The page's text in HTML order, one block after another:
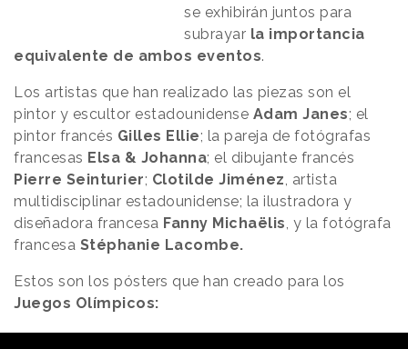
se exhibirán juntos para
subrayar la importancia
equivalente de ambos eventos.
Los artistas que han realizado las piezas son el
pintor y escultor estadounidense Adam Janes; el
pintor francés Gilles Ellie; la pareja de fotógrafas
francesas Elsa & Johanna; el dibujante francés
Pierre Seinturier; Clotilde Jiménez, artista
multidisciplinar estadounidense; la ilustradora y
diseñadora francesa Fanny Michaëlis, y la fotógrafa
francesa Stéphanie Lacombe.
Estos son los pósters que han creado para los
Juegos Olímpicos: